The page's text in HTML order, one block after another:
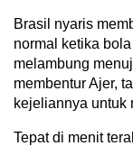
Brasil nyaris
normal ketika
melambung
membentur Ajer,
kejeliannya untuk
Tepat di menit